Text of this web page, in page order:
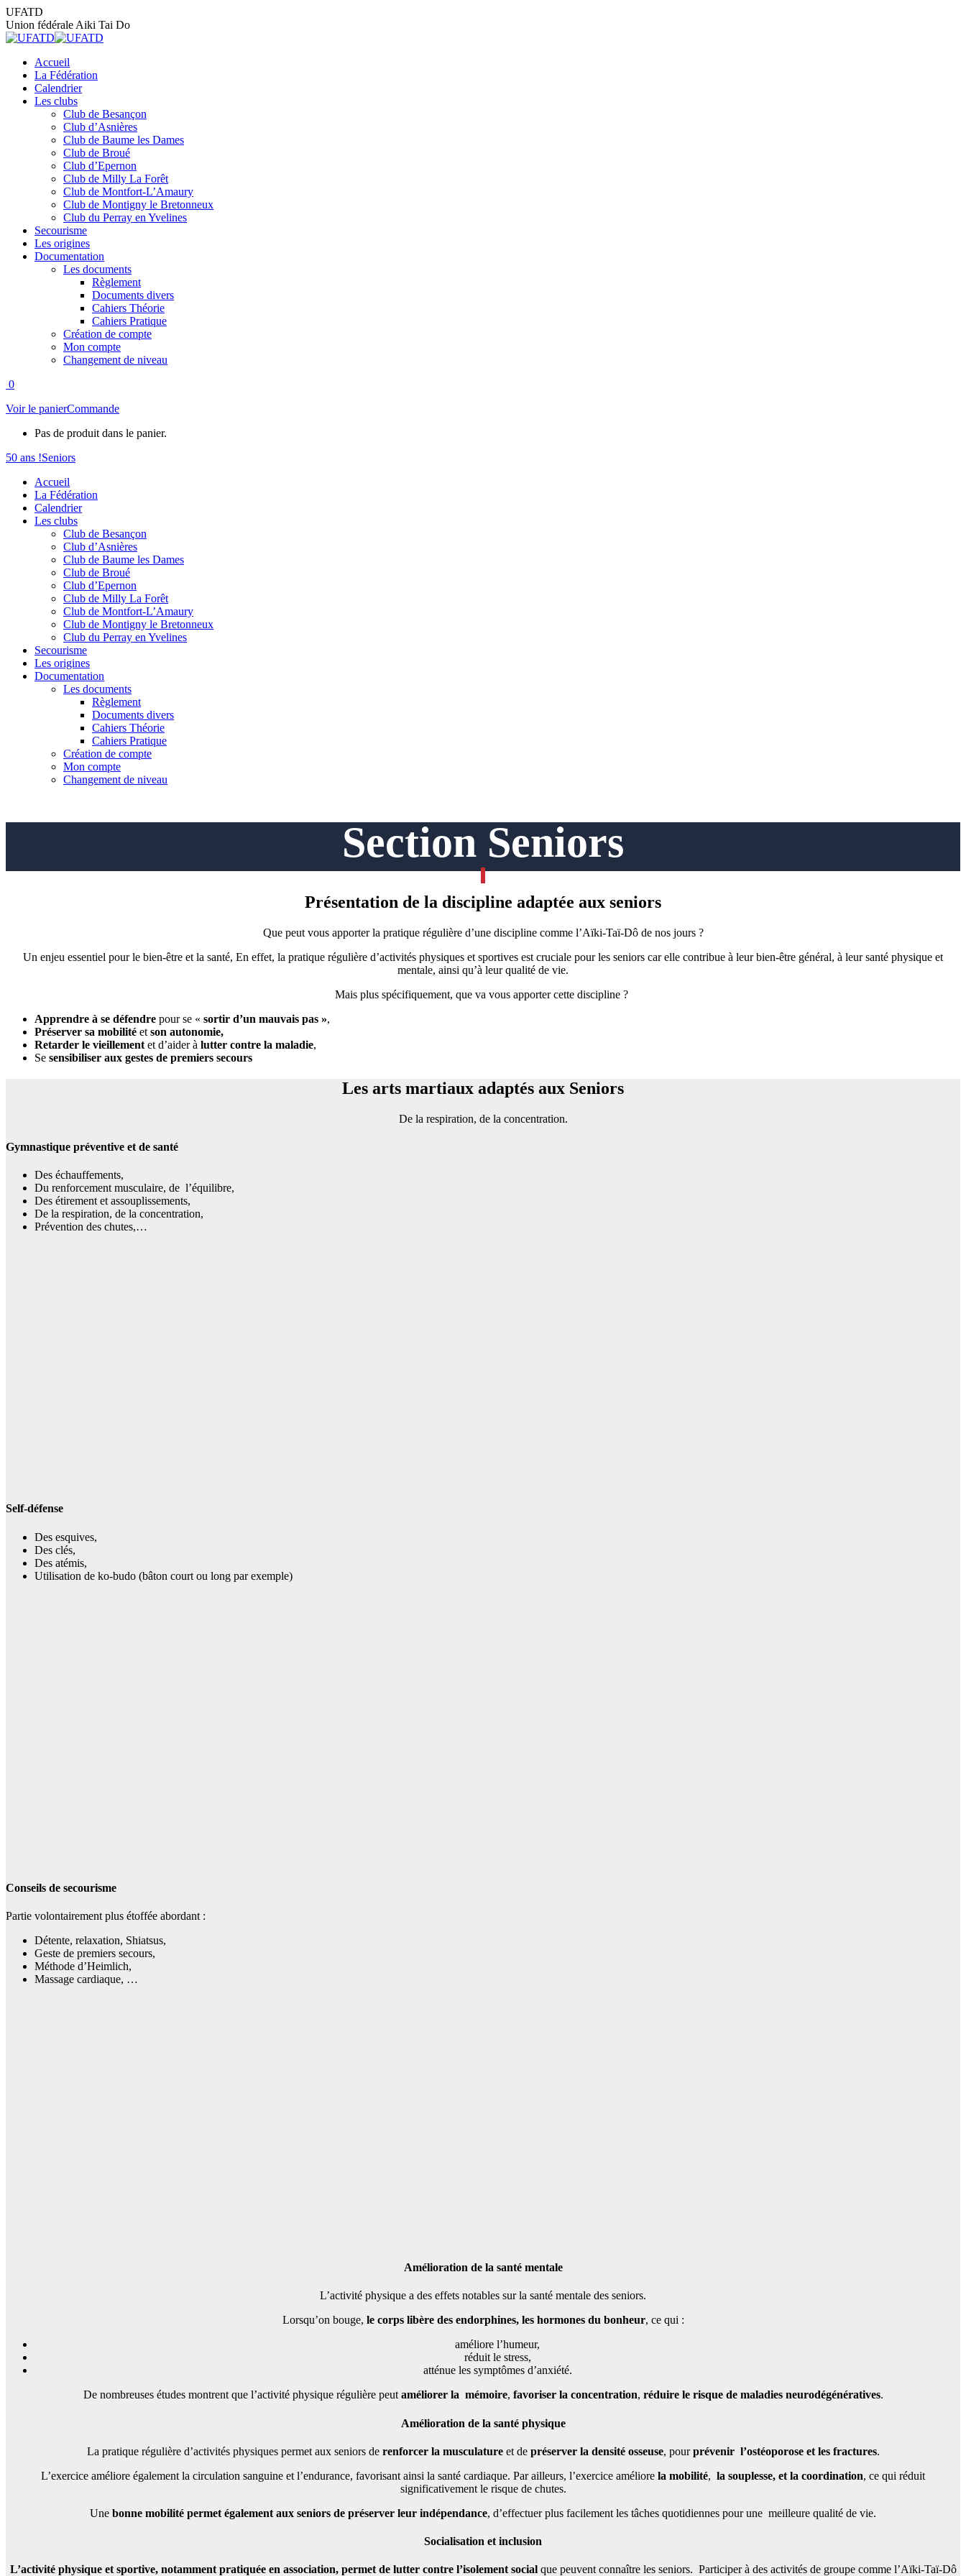
Aller
au
contenu
UFATD
Union fédérale Aiki Tai Do
Accueil
La Fédération
Calendrier
Les clubs
Club de Besançon
Club d’Asnières
Club de Baume les Dames
Club de Broué
Club d’Epernon
Club de Milly La Forêt
Club de Montfort-L’Amaury
Club de Montigny le Bretonneux
Club du Perray en Yvelines
Secourisme
Les origines
Documentation
Les documents
Règlement
Documents divers
Cahiers Théorie
Cahiers Pratique
Création de compte
Mon compte
Changement de niveau
0
Voir le panierCommande
Pas de produit dans le panier.
50 ans !Seniors
Accueil
La Fédération
Calendrier
Les clubs
Club de Besançon
Club d’Asnières
Club de Baume les Dames
Club de Broué
Club d’Epernon
Club de Milly La Forêt
Club de Montfort-L’Amaury
Club de Montigny le Bretonneux
Club du Perray en Yvelines
Secourisme
Les origines
Documentation
Les documents
Règlement
Documents divers
Cahiers Théorie
Cahiers Pratique
Création de compte
Mon compte
Changement de niveau
Section Seniors
Présentation de la discipline adaptée aux seniors
Que peut vous apporter la pratique régulière d’une discipline comme l’Aïki-Taï-Dô de nos jours ?
Un enjeu essentiel pour le bien-être et la santé, En effet, la pratique régulière d’activités physiques et sportives est cruciale pour les seniors car elle contribue à leur bien-être général, à leur santé physique et
mentale, ainsi qu’à leur qualité de vie.
Mais plus spécifiquement, que va vous apporter cette discipline ?
Apprendre à se défendre pour se « sortir d’un mauvais pas »,
Préserver sa mobilité et son autonomie,
Retarder le vieillement et d’aider à lutter contre la maladie,
Se sensibiliser aux gestes de premiers secours
Les arts martiaux adaptés aux Seniors
De la respiration, de la concentration.
Gymnastique préventive et de santé
Des échauffements,
Du renforcement musculaire, de l’équilibre,
Des étirement et assouplissements,
De la respiration, de la concentration,
Prévention des chutes,…
Self-défense
Des esquives,
Des clés,
Des atémis,
Utilisation de ko-budo (bâton court ou long par exemple)
Conseils de secourisme
Partie volontairement plus étoffée abordant :
Détente, relaxation, Shiatsus,
Geste de premiers secours,
Méthode d’Heimlich,
Massage cardiaque, …
Amélioration de la santé mentale
L’activité physique a des effets notables sur la santé mentale des seniors.
Lorsqu’on bouge, le corps libère des endorphines, les hormones du bonheur, ce qui :
améliore l’humeur,
réduit le stress,
atténue les symptômes d’anxiété.
De nombreuses études montrent que l’activité physique régulière peut améliorer la mémoire, favoriser la concentration, réduire le risque de maladies neurodégénératives.
Amélioration de la santé physique
La pratique régulière d’activités physiques permet aux seniors de renforcer la musculature et de préserver la densité osseuse, pourprévenir l’ostéoporose et les fractures.
L’exercice améliore également la circulation sanguine et l’endurance, favorisant ainsi la santé cardiaque. Par ailleurs, l’exercice améliore la mobilité, la souplesse, et la coordination, ce qui réduit
significativement le risque de chutes.
Une bonne mobilité permet également aux seniors de préserver leur indépendance, d’effectuer plus facilement les tâches quotidiennes pour une meilleure qualité de vie.
Socialisation et inclusion
L’activité physique et sportive, notamment pratiquée en association, permet de lutter contre l’isolement social que peuvent connaître les seniors. Participer à des activités de groupe comme l’Aïki-Taï-Dô